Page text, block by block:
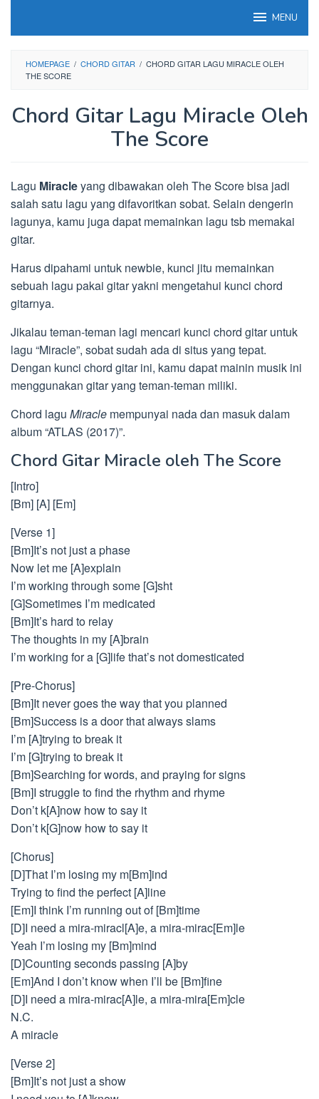
MENU
HOMEPAGE / CHORD GITAR / CHORD GITAR LAGU MIRACLE OLEH
THE SCORE
Chord Gitar Lagu Miracle Oleh
The Score
Lagu Miracleyang dibawakan oleh The Score bisa jadi
salah satu lagu yang difavoritkan sobat. Selain dengerin
lagunya, kamu juga dapat memainkan lagu tsb memakai
gitar.
Harus dipahami untuk newbie, kunci jitu memainkan
sebuah lagu pakai gitar yakni mengetahui kunci chord
gitarnya.
Jikalau teman-teman lagi mencari kunci chord gitar untuk
lagu “Miracle”, sobat sudah ada di situs yang tepat.
Dengan kunci chord gitar ini, kamu dapat mainin musik ini
menggunakan gitar yang teman-teman miliki.
Chord lagu Miracle mempunyai nada dan masuk dalam
album “ATLAS (2017)”.
Chord Gitar Miracle oleh The Score
[Intro]
[Bm] [A] [Em]
[Verse 1]
[Bm]It’s not just a phase
Now let me [A]explain
I’m working through some [G]sht
[G]Sometimes I’m medicated
[Bm]It’s hard to relay
The thoughts in my [A]brain
I’m working for a [G]life that’s not domesticated
[Pre-Chorus]
[Bm]It never goes the way that you planned
[Bm]Success is a door that always slams
I’m [A]trying to break it
I’m [G]trying to break it
[Bm]Searching for words, and praying for signs
[Bm]I struggle to find the rhythm and rhyme
Don’t k[A]now how to say it
Don’t k[G]now how to say it
[Chorus]
[D]That I’m losing my m[Bm]ind
Trying to find the perfect [A]line
[Em]I think I’m running out of [Bm]time
[D]I need a mira-miracl[A]e, a mira-mirac[Em]le
Yeah I’m losing my [Bm]mind
[D]Counting seconds passing [A]by
[Em]And I don’t know when I’ll be [Bm]fine
[D]I need a mira-mirac[A]le, a mira-mira[Em]cle
N.C.
A miracle
[Verse 2]
[Bm]It’s not just a show